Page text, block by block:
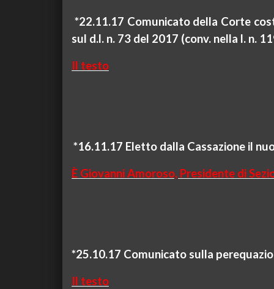
*22.11.17 Comunicato della Corte
sul d.l. n. 73 del 2017 (conv. nella l. n.
Il testo
*16.11.17 Eletto dalla Cassazione il
È Giovanni Amoroso, Presidente di
*25.10.17 Comunicato sulla
Il testo